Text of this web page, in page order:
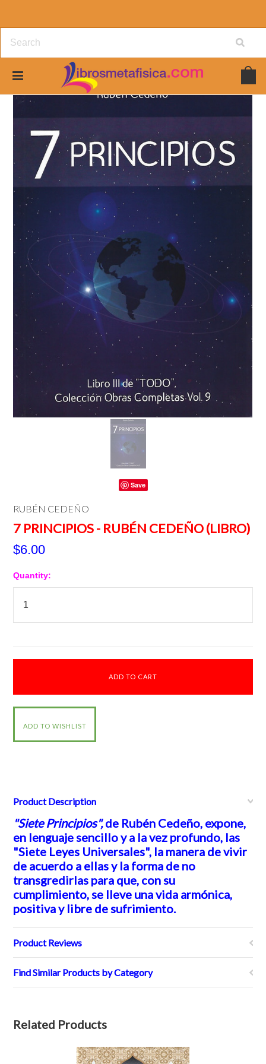
Save
RUBÉN CEDEÑO
7 PRINCIPIOS - RUBÉN CEDEÑO (LIBRO)
$6.00
Quantity:
Product Description
"Siete Principios",de Rubén Cedeño, expone,
en lenguaje sencillo y a la vez profundo, las
"Siete Leyes Universales", la manera de vivir
de acuerdo a ellas y la forma de no
transgredirlas para que, con su
cumplimiento, se lleve una vida armónica,
positiva y libre de sufrimiento.
Product Reviews
Find Similar Products by Category
Related Products